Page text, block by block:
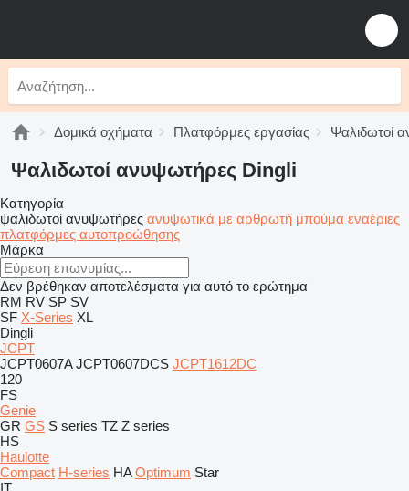
Δομικά οχήματα Πλατφόρμες εργασίας Ψαλιδωτοί
Ψαλιδωτοί ανυψωτήρες Dingli
Κατηγορία
ψαλιδωτοί ανυψωτήρες ανυψωτικά με αρθρωτή μπούμα εναέριες
πλατφόρμες αυτοπροώθησης
Μάρκα
Δεν βρέθηκαν αποτελέσματα για αυτό το ερώτημα
RM RV SP SV
SF X-Series XL
Dingli
JCPT
JCPT0607A JCPT0607DCS JCPT1612DC
120
FS
Genie
GR GS S series TZ Z series
HS
Haulotte
Compact H-series HA Optimum Star
IT